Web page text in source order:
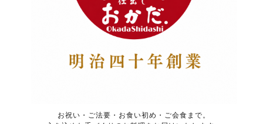
お祝い・ご法要・お食い初め・ご会食まで。